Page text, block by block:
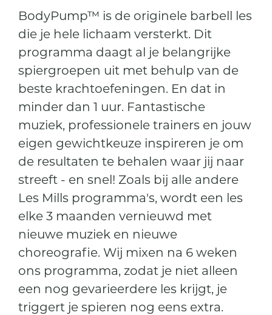
BodyPump™ is de originele barbell les
die je hele lichaam versterkt. Dit
programma daagt al je belangrijke
spiergroepen uit met behulp van de
beste krachtoefeningen. En dat in
minder dan 1 uur. Fantastische
muziek, professionele trainers en jouw
eigen gewichtkeuze inspireren je om
de resultaten te behalen waar jij naar
streeft - en snel! Zoals bij alle andere
Les Mills programma's, wordt een les
elke 3 maanden vernieuwd met
nieuwe muziek en nieuwe
choreografie. Wij mixen na 6 weken
ons programma, zodat je niet alleen
een nog gevarieerdere les krijgt, je
triggert je spieren nog eens extra.